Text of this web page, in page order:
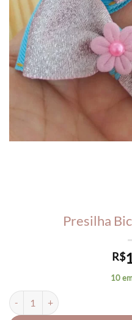
Presilha
R$
10
Presilha Bico de Pato Flor